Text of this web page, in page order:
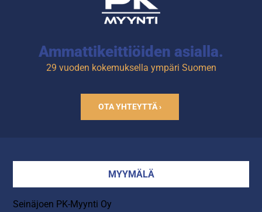
Ammattikeittiöiden asialla.
29 vuoden kokemuksella ympäri Suomen
OTA YHTEYTTÄ ›
MYYMÄLÄ
Seinäjoen PK-Myynti Oy